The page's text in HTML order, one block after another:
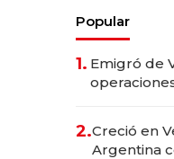
Popular
1. Emigró de
2.Creció en
Argentina